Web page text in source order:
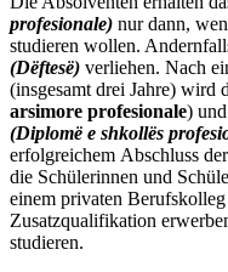
profesionale) nur dann,
studieren wollen.
(Dëftesë) verliehen. Nach
(insgesamt drei Jahre) wird
arsimore profesionale)
(Diplomë e shkollës
erfolgreichem Abschluss
die Schülerinnen und
einem privaten
Zusatzqualifikation
studieren.